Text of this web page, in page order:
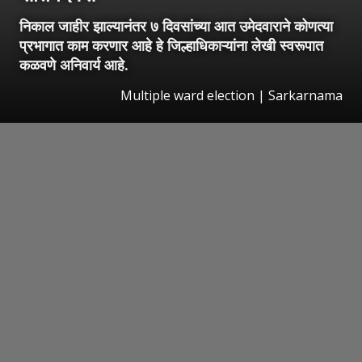
निकाल जाहीर झाल्यानंतर ७ दिवसांच्या आत उमेदवाराने कोणत्या
प्रभागात काम करणार आहे हे जिल्हाधिकाऱ्यांना लेखी स्वरूपात
कळवणे अनिवार्य आहे.
Multiple ward election | Sarkarnama